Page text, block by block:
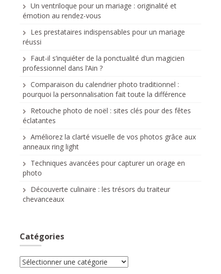
Un ventriloque pour un mariage : originalité et
émotion au rendez-vous
Les prestataires indispensables pour un mariage
réussi
Faut-il s’inquiéter de la ponctualité d’un magicien
professionnel dans l’Ain ?
Comparaison du calendrier photo traditionnel :
pourquoi la personnalisation fait toute la différence
Retouche photo de noël : sites clés pour des fêtes
éclatantes
Améliorez la clarté visuelle de vos photos grâce aux
anneaux ring light
Techniques avancées pour capturer un orage en
photo
Découverte culinaire : les trésors du traiteur
chevanceaux
Catégories
Catégories